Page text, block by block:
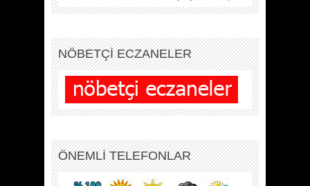
NÖBETÇİ ECZANELER
ÖNEMLİ TELEFONLAR